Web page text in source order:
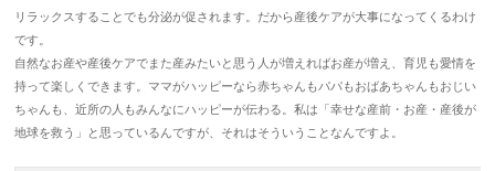
リラックスすることでも分泌が促されます。だから産後ケアが大事になってくるわけ
です。
自然なお産や産後ケアでまた産みたいと思う人が増えればお産が増え、育児も愛情を
持って楽しくできます。ママがハッピーなら赤ちゃんもパパもおばあちゃんもおじい
ちゃんも、近所の人もみんなにハッピーが伝わる。私は「幸せな産前・お産・産後が
地球を救う」と思っているんですが、それはそういうことなんですよ。